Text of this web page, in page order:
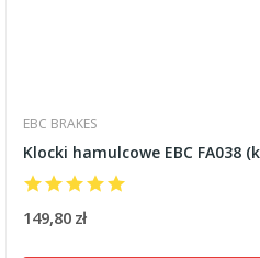
EBC BRAKES
Klocki hamulcowe EBC FA038
149,80 zł